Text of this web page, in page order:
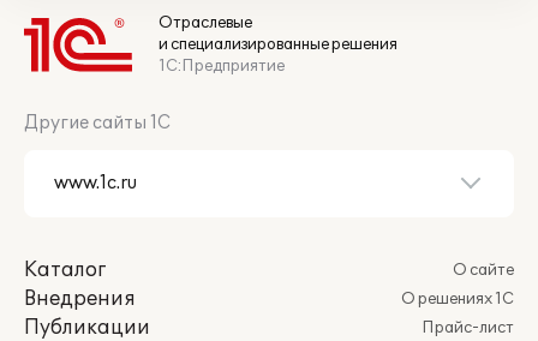
Отраслевые
и специализированные решения
1С:Предприятие
Другие сайты 1С
Каталог
Внедрения
Публикации
О сайте
О решениях 1С
Прайс-лист